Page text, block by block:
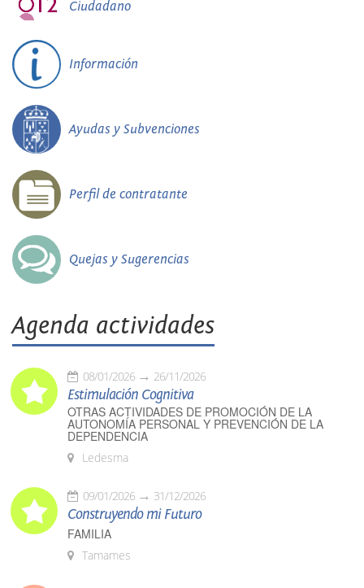
Ciudadano
Información
Ayudas y Subvenciones
Perfil de contratante
Quejas y Sugerencias
Agenda actividades
08/01/2026 26/11/2026
Estimulación Cognitiva
OTRAS ACTIVIDADES DE PROMOCIÓN DE LA
AUTONOMÍA PERSONAL Y PREVENCIÓN DE LA
DEPENDENCIA
Ledesma
09/01/2026 31/12/2026
Construyendo mi Futuro
FAMILIA
Tamames